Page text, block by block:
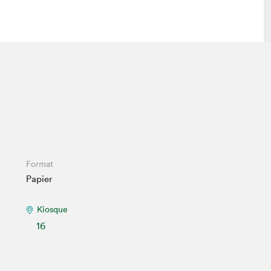
Format
Papier
Kiosque
16